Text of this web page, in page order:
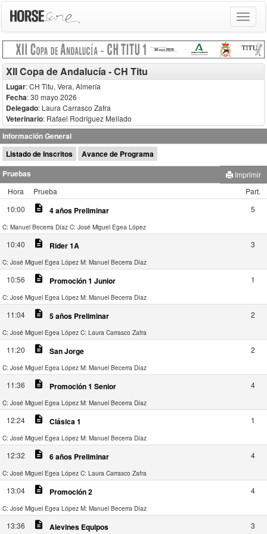
Toggle
XII Copa de Andalucía - CH Titu
Lugar: CH Titu, Vera, Almería
Fecha: 30 mayo 2026
Delegado: Laura Carrasco Zafra
Veterinario: Rafael Rodríguez Mellado
Información General
Listado de Inscritos
Avance de Programa
Pruebas
Imprimir
Hora
Prueba
Part.
10:00
description 4 años Preliminar 5
C: Manuel Becerra Díaz C: José Miguel Egea López
10:40 description Rider 1A 3
C: José Miguel Egea López M: Manuel Becerra Díaz
10:56 description Promoción 1 Junior 1
C: José Miguel Egea López M: Manuel Becerra Díaz
11:04 description 5 años Preliminar 2
C: José Miguel Egea López C: Laura Carrasco Zafra
11:20 description San Jorge 2
C: José Miguel Egea López M: Manuel Becerra Díaz
11:36 description Promoción 1 Senior 4
C: José Miguel Egea López M: Manuel Becerra Díaz
12:24 description Clásica 1 1
C: José Miguel Egea López M: Manuel Becerra Díaz
12:32 description 6 años Preliminar 4
C: José Miguel Egea López C: Laura Carrasco Zafra
13:04 description Promoción 2 4
C: José Miguel Egea López M: Manuel Becerra Díaz
13:36 description Alevines Equipos 3